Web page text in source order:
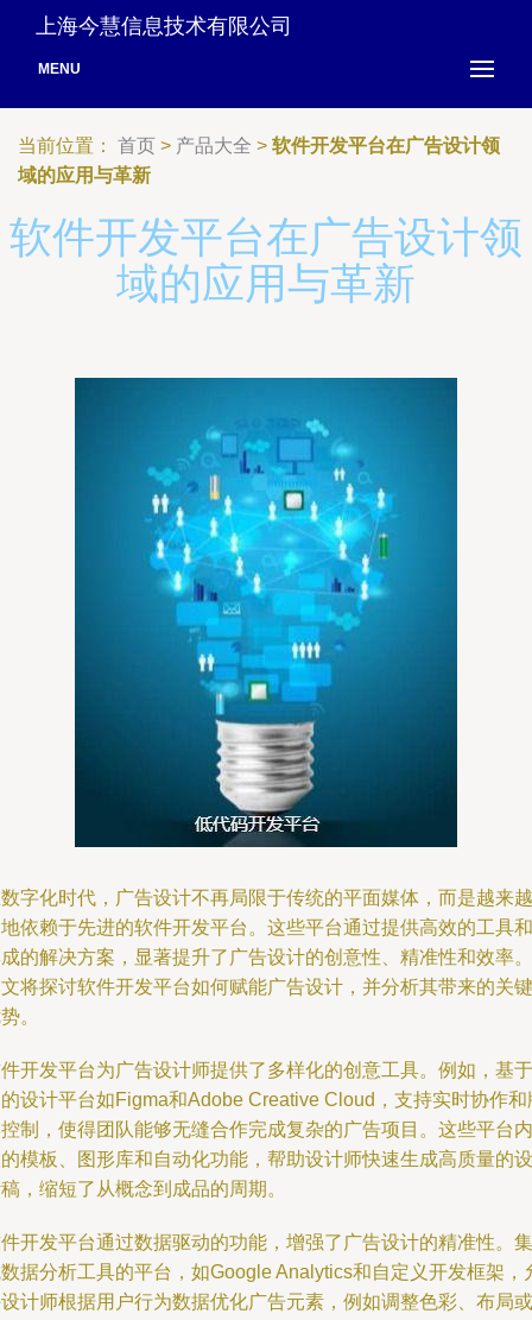
上海今慧信息技术有限公司
MENU
当前位置： 首页 > 产品大全 > 软件开发平台在广告设计领
域的应用与革新
软件开发平台在广告设计领
域的应用与革新
字化时代，广告设计不再局限于传统的平面媒体，而是越来越
依赖于先进的软件开发平台。这些平台通过提供高效的工具和
的解决方案，显著提升了广告设计的创意性、精准性和效率。
将探讨软件开发平台如何赋能广告设计，并分析其带来的关键
。
开发平台为广告设计师提供了多样化的创意工具。例如，基于
设计平台如Figma和Adobe Creative Cloud，支持实时协作和
制，使得团队能够无缝合作完成复杂的广告项目。这些平台内
模板、图形库和自动化功能，帮助设计师快速生成高质量的设
，缩短了从概念到成品的周期。
开发平台通过数据驱动的功能，增强了广告设计的精准性。集
据分析工具的平台，如Google Analytics和自定义开发框架，
计师根据用户行为数据优化广告元素，例如调整色彩、布局或